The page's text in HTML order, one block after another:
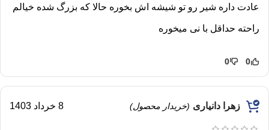
عادت داره شیر رو تو شیشه اش بخوره حالا که بزرگ شده خیالم
راحته حداقل با نی میخوره
0
0
زهرا دانیاری (خریدار محصول) 8 خرداد 1403